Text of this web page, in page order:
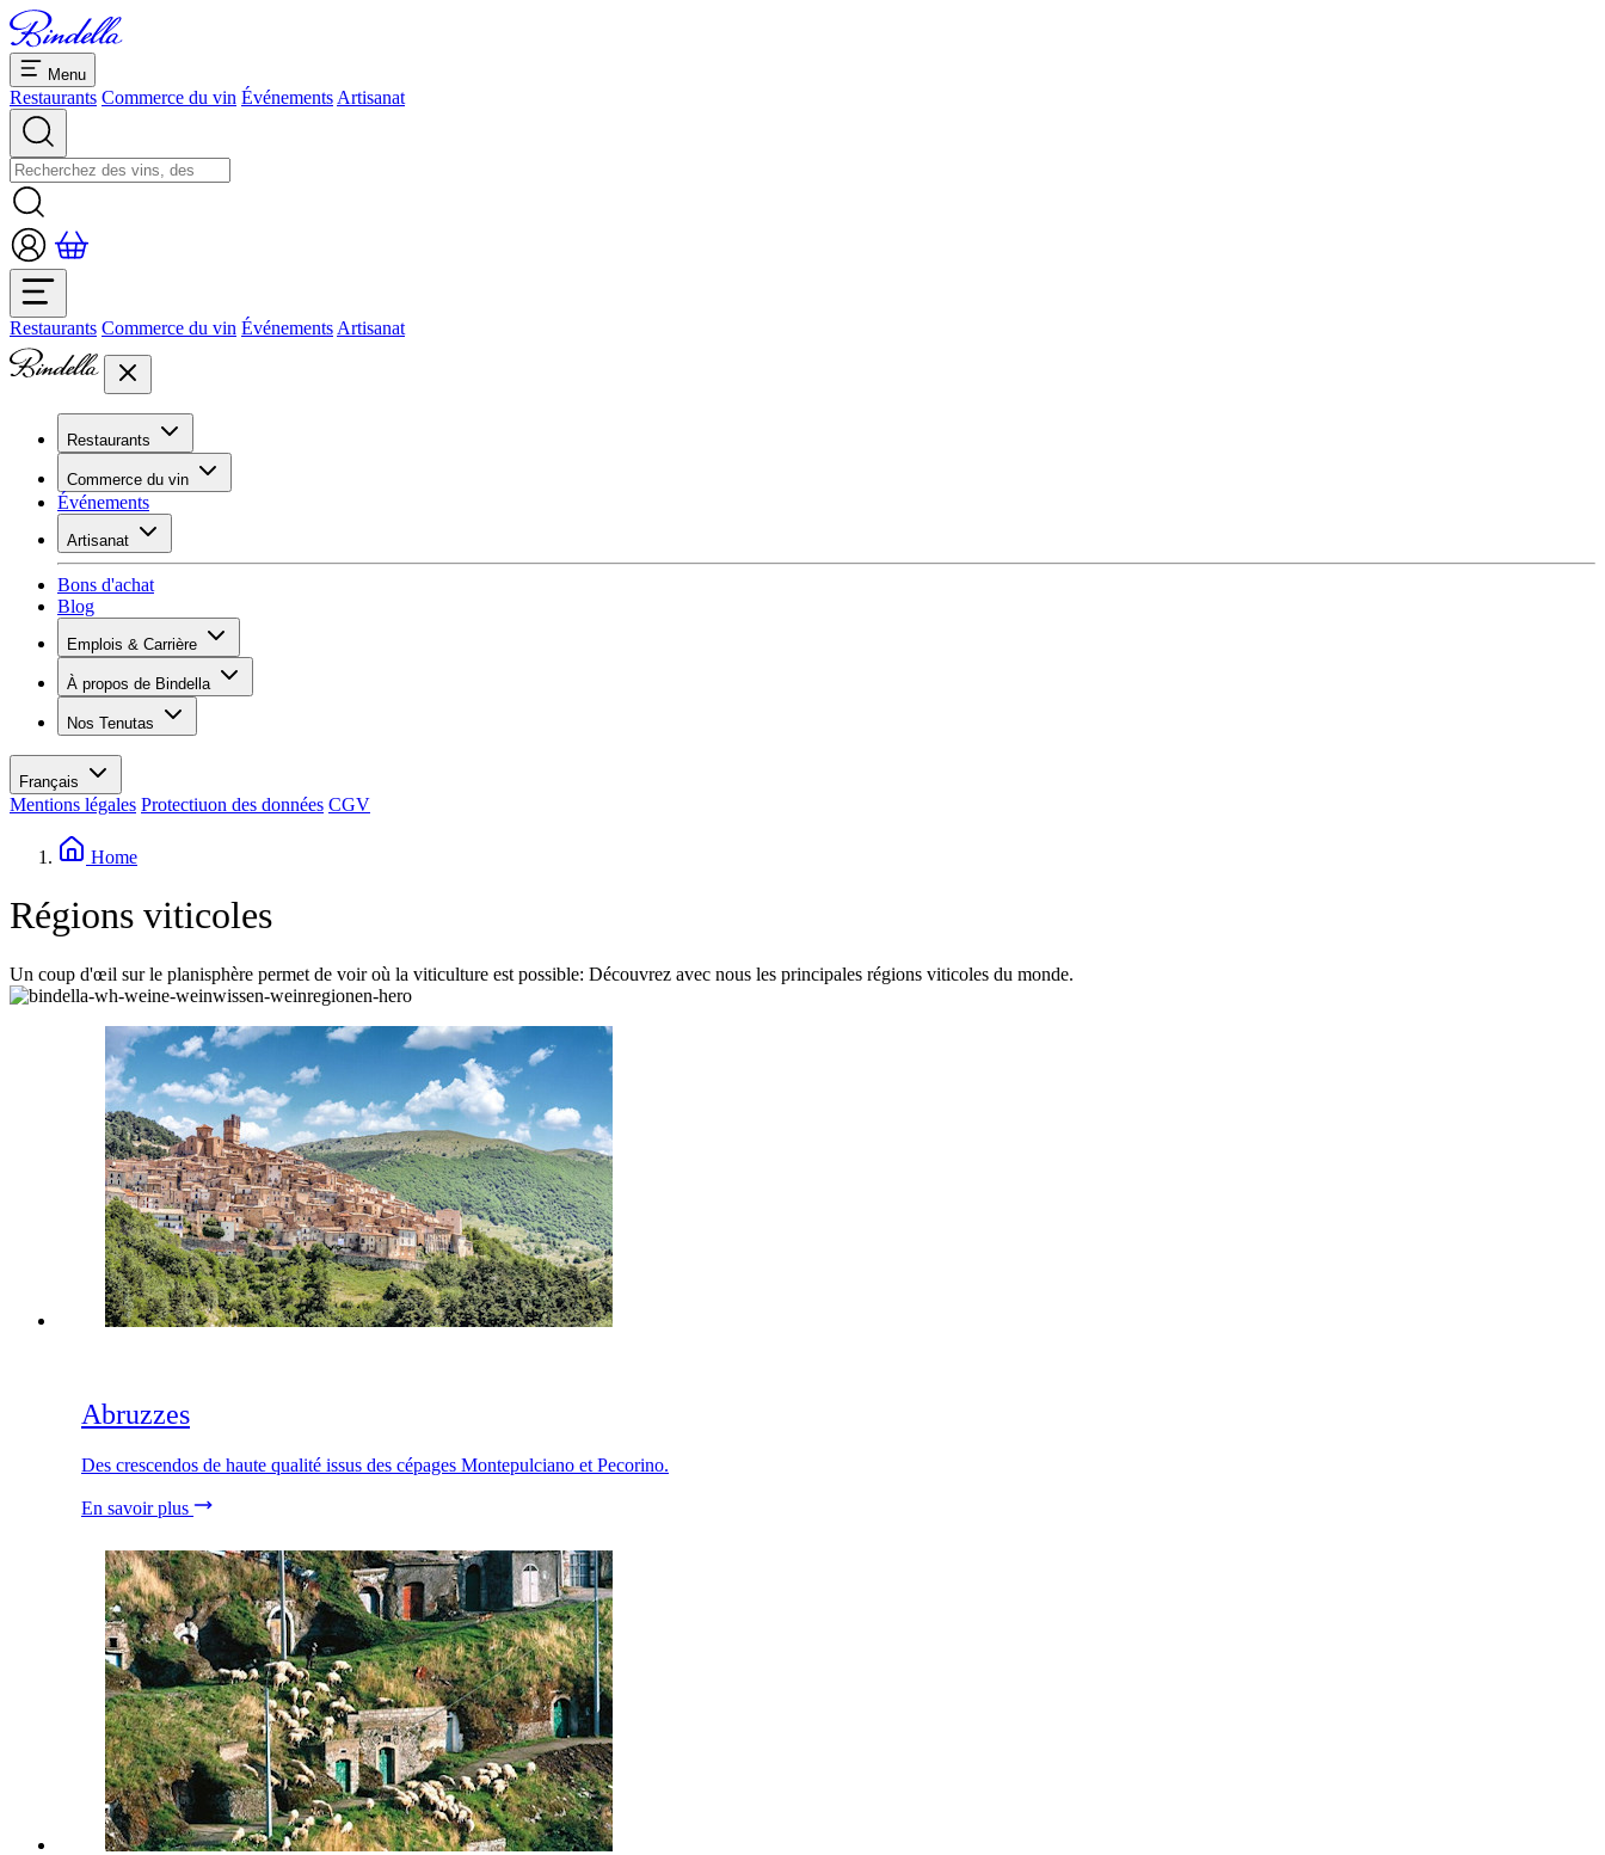
Menu
Restaurants Commerce du vin Événements Artisanat
Restaurants Commerce du vin Événements Artisanat
Restaurants
Aperçu restaurants
Banquets et séminaires
Dolcezze
Commerce du vin
Overview
Assortiment
Vinotecas
Inspiration
Savoir sur le vin
Événements
Artisanat
Aperçu
Plâtrer
Bons d'achat
Blog
Emplois & Carrière
Postes vacants
Apprenants
Vos avantages
Valeurs
Personne de contact
À propos de Bindella
Vue d’ensemble
Histoire
Médias
Les Moby Dicks
Contacts
Durabilité
Nos Tenutas
Tenuta Vergaia
Français
Mentions légales Protectiuon des données CGV
Home
Régions viticoles
Un coup d'œil sur le planisphère permet de voir où la viticulture est possible: Découvrez avec nous les principales régions viticoles du monde.
Abruzzes
Des crescendos de haute qualité issus des cépages Montepulciano et Pecorino.
En savoir plus